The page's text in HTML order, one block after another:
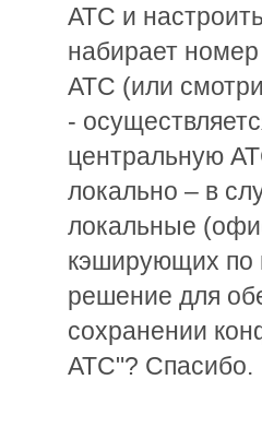
АТС и
набирает
АТС (или
-
центральную
локально – в
локальные
кэширующих по
решение для
сохранении
АТС"? Спасибо.